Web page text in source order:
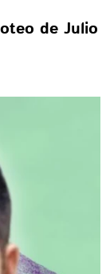
de Julio